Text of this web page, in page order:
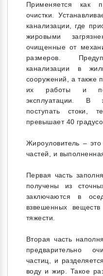
Применяется как
очистки.
канализации, где
жировыми
очищенные от
размеров.
канализации в
сооружений, а также
их работы и
эксплуатации. В
поступать стоки,
превышает 40
Жироуловитель –
частей, и
Первая часть
получены из
заключаются в
взвешенных
тяжести.
Вторая часть
предварительно
частиц, и
воду и жир. Такое